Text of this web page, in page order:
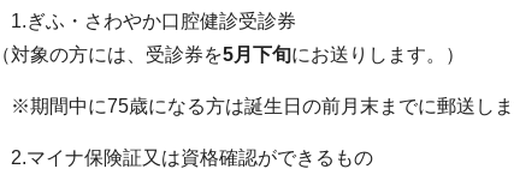
1.ぎふ・さわやか口腔健診受診券
（対象の方には、受診券を5月下旬にお送りします。）
※期間中に75歳になる方は誕生日の前月末までに郵送しま
2.マイナ保険証又は資格確認ができるもの